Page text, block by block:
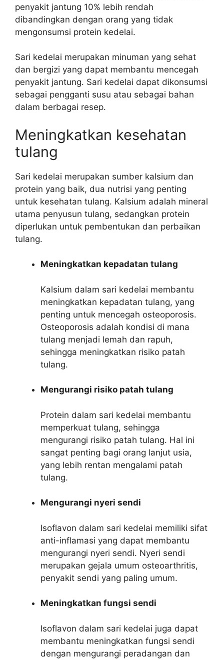
penyakit jantung 10% lebih rendah
dibandingkan dengan orang yang tidak
mengonsumsi protein kedelai.
Sari kedelai merupakan minuman yang sehat
dan bergizi yang dapat membantu mencegah
penyakit jantung. Sari kedelai dapat dikonsumsi
sebagai pengganti susu atau sebagai bahan
dalam berbagai resep.
Meningkatkan kesehatan
tulang
Sari kedelai merupakan sumber kalsium dan
protein yang baik, dua nutrisi yang penting
untuk kesehatan tulang. Kalsium adalah mineral
utama penyusun tulang, sedangkan protein
diperlukan untuk pembentukan dan perbaikan
tulang.
Meningkatkan kepadatan tulang
Kalsium dalam sari kedelai membantu
meningkatkan kepadatan tulang, yang
penting untuk mencegah osteoporosis.
Osteoporosis adalah kondisi di mana
tulang menjadi lemah dan rapuh,
sehingga meningkatkan risiko patah
tulang.
Mengurangi risiko patah tulang
Protein dalam sari kedelai membantu
memperkuat tulang, sehingga
mengurangi risiko patah tulang. Hal ini
sangat penting bagi orang lanjut usia,
yang lebih rentan mengalami patah
tulang.
Mengurangi nyeri sendi
Isoflavon dalam sari kedelai memiliki sifat
anti-inflamasi yang dapat membantu
mengurangi nyeri sendi. Nyeri sendi
merupakan gejala umum osteoarthritis,
penyakit sendi yang paling umum.
Meningkatkan fungsi sendi
Isoflavon dalam sari kedelai juga dapat
membantu meningkatkan fungsi sendi
dengan mengurangi peradangan dan